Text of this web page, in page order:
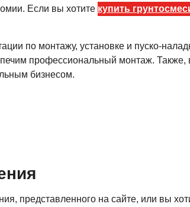
Если вы хотите купить
по монтажу, установке и пуско-
профессиональный монтаж. Также,
бизнесом.
представленного на сайте, или вы